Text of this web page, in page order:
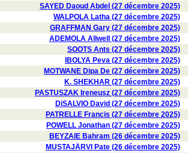
SAYED Daoud Abdel (27 décembre 2025)
WALPOLA Latha (27 décembre 2025)
GRAFFMAN Gary (27 décembre 2025)
ADEMOLA Allwell (27 décembre 2025)
SOOTS Ants (27 décembre 2025)
IBOLYA Peva (27 décembre 2025)
MOTWANE Dipa De (27 décembre 2025)
K. SHEKHAR (27 décembre 2025)
PASTUSZAK Ireneusz (27 décembre 2025)
DiSALVIO David (27 décembre 2025)
PATRELLE Francis (27 décembre 2025)
POWELL Jonathan (27 décembre 2025)
BEYZAIE Bahram (26 décembre 2025)
MUSTAJÄRVI Pate (26 décembre 2025)